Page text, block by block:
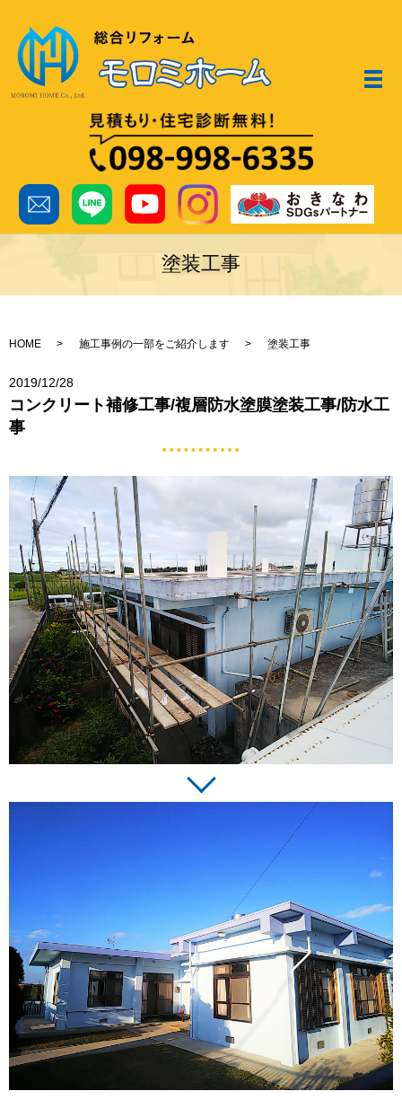
メ
塗装工事
HOME 施工事例の一部をご紹介します 塗装工事
2019/12/28
コンクリート補修工事/複層防水塗膜塗装工事/防水工
事